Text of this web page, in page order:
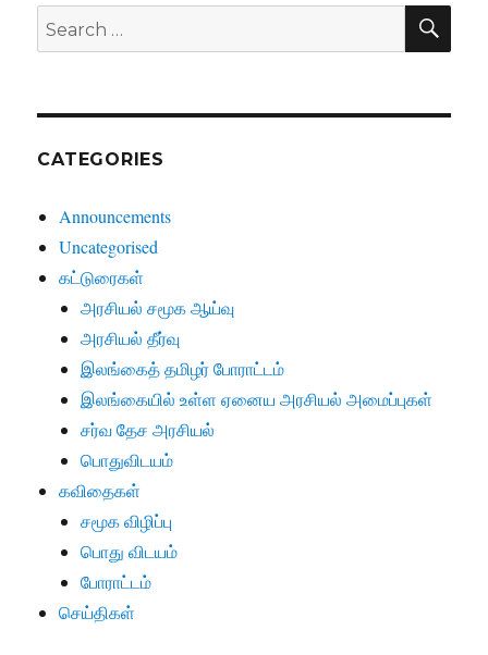
Search
for:
CATEGORIES
Announcements
Uncategorised
கட்டுரைகள்
அரசியல் சமூக ஆய்வு
அரசியல் தீர்வு
இலங்கைத் தமிழர் போராட்டம்
இலங்கையில் உள்ள ஏனைய அரசியல் அமைப்புகள்
சர்வ தேச அரசியல்
பொதுவிடயம்
கவிதைகள்
சமூக விழிப்பு
பொது விடயம்
போராட்டம்
செய்திகள்